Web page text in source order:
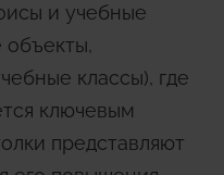
и учебные
объекты,
классы), где
ключевым
представляют